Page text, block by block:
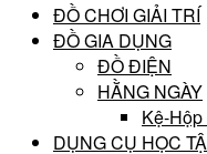
ĐỒ CHƠI GIẢI TRÍ
ĐỒ GIA DỤNG
ĐỒ ĐIỆN
HẰNG NGÀY
Kệ-
DỤNG CỤ HỌC